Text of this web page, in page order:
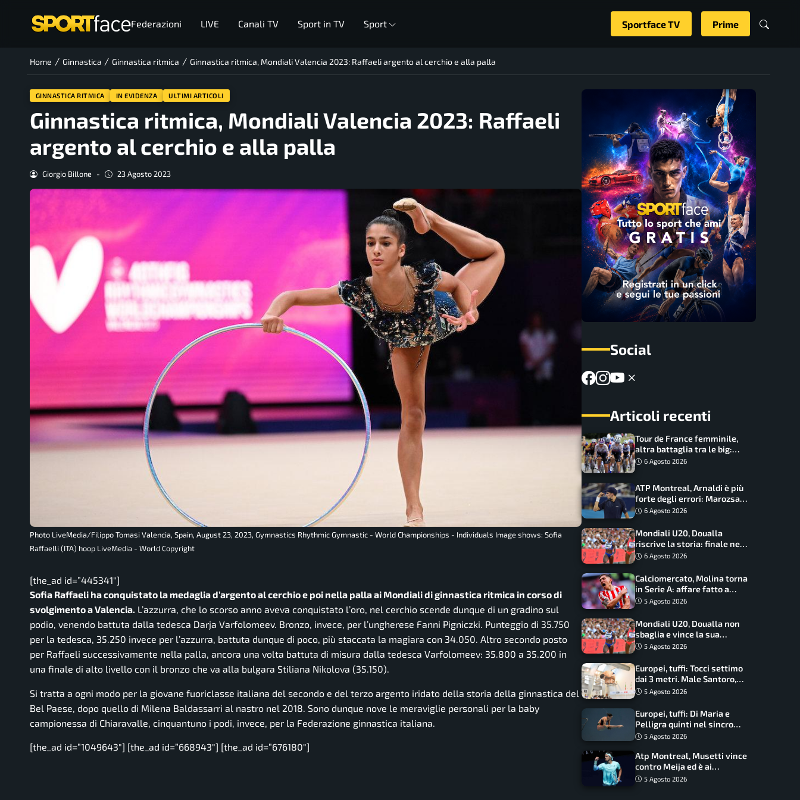
Federazioni LIVE Canali TV Sport in TV Sport Sportface TV Prime
Home / Ginnastica / Ginnastica ritmica / Ginnastica ritmica, Mondiali Valencia 2023: Raffaeli argento al cerchio e alla palla
GINNASTICA RITMICA IN EVIDENZA ULTIMI ARTICOLI
Ginnastica ritmica, Mondiali Valencia 2023: Raffaeli
argento al cerchio e alla palla
Giorgio Billone - 23 Agosto 2023
Photo LiveMedia/Filippo Tomasi Valencia, Spain, August 23, 2023, Gymnastics Rhythmic Gymnastic - World Championships - Individuals Image shows: Sofia
Raffaelli (ITA) hoop LiveMedia - World Copyright
[the_ad id=”445341″]
Sofia Raffaeli ha conquistato la medaglia d’argento al cerchio e poi nella palla ai Mondiali di ginnastica ritmica in corso di
svolgimento a Valencia. L’azzurra, che lo scorso anno aveva conquistato l’oro, nel cerchio scende dunque di un gradino sul
podio, venendo battuta dalla tedesca Darja Varfolomeev. Bronzo, invece, per l’ungherese Fanni Pigniczki. Punteggio di 35.750
per la tedesca, 35.250 invece per l’azzurra, battuta dunque di poco, più staccata la magiara con 34.050. Altro secondo posto
per Raffaeli successivamente nella palla, ancora una volta battuta di misura dalla tedesca Varfolomeev: 35.800 a 35.200 in
una finale di alto livello con il bronzo che va alla bulgara Stiliana Nikolova (35.150).
Si tratta a ogni modo per la giovane fuoriclasse italiana del secondo e del terzo argento iridato della storia della ginnastica del
Bel Paese, dopo quello di Milena Baldassarri al nastro nel 2018. Sono dunque nove le meraviglie personali per la baby
campionessa di Chiaravalle, cinquantuno i podi, invece, per la Federazione ginnastica italiana.
[the_ad id=”1049643″] [the_ad id=”668943″] [the_ad id=”676180″]
Social
Articoli recenti
Tour de France femminile,
altra battaglia tra le big:
Longo Borghini sogna il
colpo
6 Agosto 2026
ATP Montreal, Arnaldi è più
forte degli errori: Marozsan
piegato dopo oltre due ore
6 Agosto 2026
Mondiali U20, Doualla
riscrive la storia: finale nei
100 metri dopo trent’anni
6 Agosto 2026
Calciomercato, Molina torna
in Serie A: affare fatto a
cifre sorprendenti
5 Agosto 2026
Mondiali U20, Doualla non
sbaglia e vince la sua
batteria sui 100 metri:
5 Agosto 2026
Europei, tuffi: Tocci settimo
dai 3 metri. Male Santoro,
Wesemann si prende l’oro
5 Agosto 2026
Europei, tuffi: Di Maria e
Pelligra quinti nel sincro
misto. Oro all’Ucraina
5 Agosto 2026
Atp Montreal, Musetti vince
contro Meija ed è ai
sedicesimi
5 Agosto 2026